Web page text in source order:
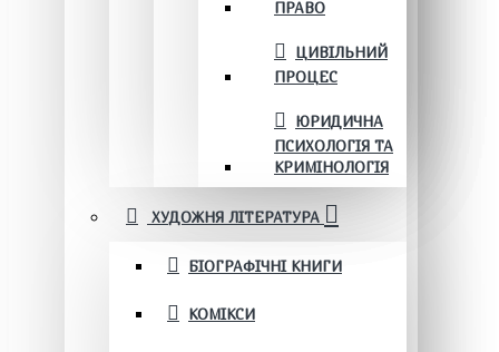
ПРАВО
ЦИВІЛЬНИЙ
ПРОЦЕС
ЮРИДИЧНА
ПСИХОЛОГІЯ ТА
КРИМІНОЛОГІЯ
ХУДОЖНЯ ЛІТЕРАТУРА
БІОГРАФІЧНІ КНИГИ
КОМІКСИ